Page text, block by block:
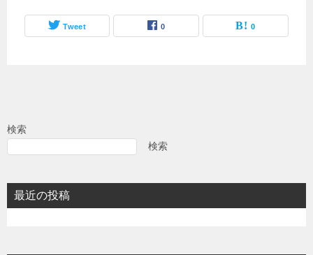
Tweet 0 0
検索
検索
最近の投稿